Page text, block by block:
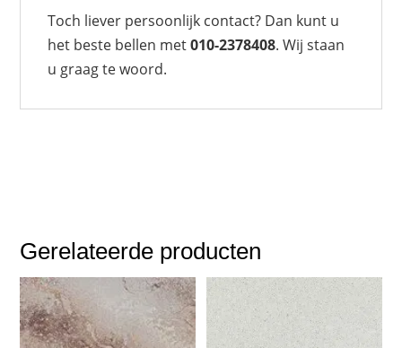
Toch liever persoonlijk contact? Dan kunt u
het beste bellen met010-2378408. Wij staan
u graag te woord.
Gerelateerde producten